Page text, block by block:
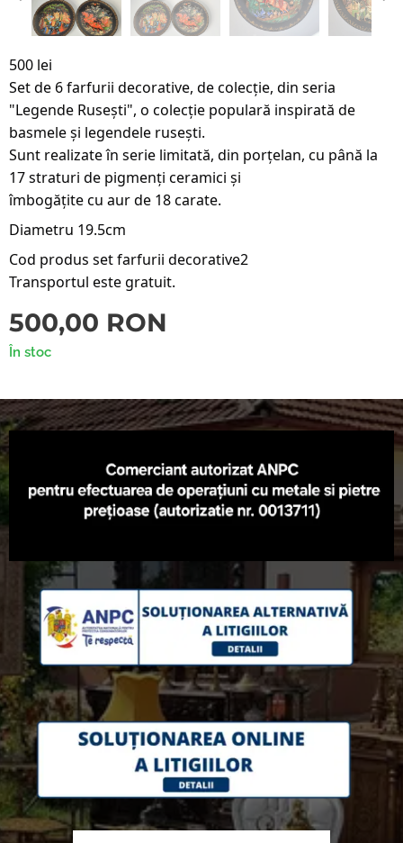
500 lei
Set de 6 farfurii decorative, de colecție, din seria
"Legende Rusești", o colecție populară inspirată de
basmele și legendele rusești.
Sunt realizate în serie limitată, din porţelan, cu până la
17 straturi de pigmenți ceramici și
îmbogăţite cu aur de 18 carate.
Diametru 19.5cm
Cod produs set farfurii decorative2
Transportul este gratuit.
500,00 RON
În stoc